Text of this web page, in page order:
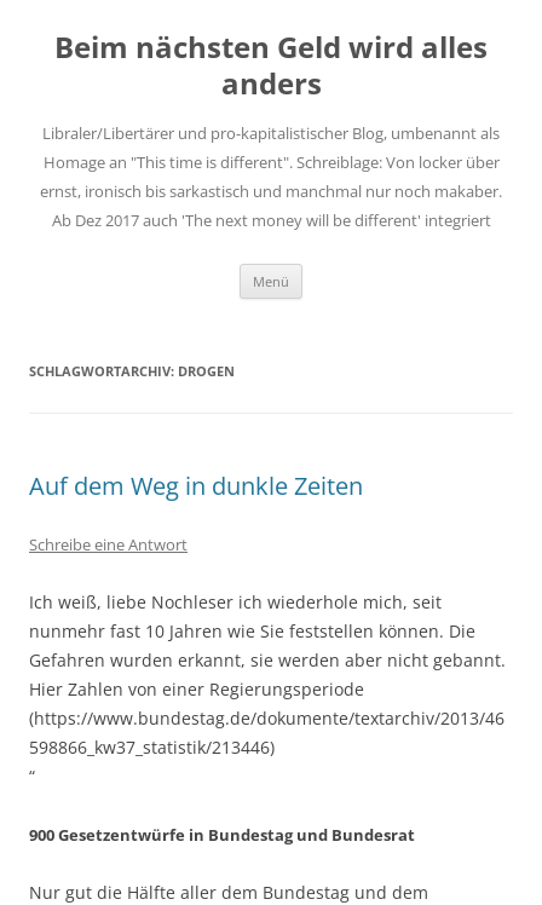
springen
Beim nächsten Geld wird alles
anders
Libraler/Libertärer und pro-kapitalistischer Blog, umbenannt als
Homage an "This time is different". Schreiblage: Von locker über
ernst, ironisch bis sarkastisch und manchmal nur noch makaber.
Ab Dez 2017 auch 'The next money will be different' integriert
Menü
SCHLAGWORTARCHIV: DROGEN
Auf dem Weg in dunkle Zeiten
Schreibe eine Antwort
Ich weiß, liebe Nochleser ich wiederhole mich, seit
nunmehr fast 10 Jahren wie Sie feststellen können. Die
Gefahren wurden erkannt, sie werden aber nicht gebannt.
Hier Zahlen von einer Regierungsperiode
(https://www.bundestag.de/dokumente/textarchiv/2013/46
598866_kw37_statistik/213446)
“
900 Gesetzentwürfe in Bundestag und Bundesrat
Nur gut die Hälfte aller dem Bundestag und dem